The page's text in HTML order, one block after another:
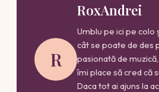
R
RoxAndrei
Umblu pe ici pe colo
cât se poate de des
pasionată de
îmi place să cred că
Daca tot ai ajuns la